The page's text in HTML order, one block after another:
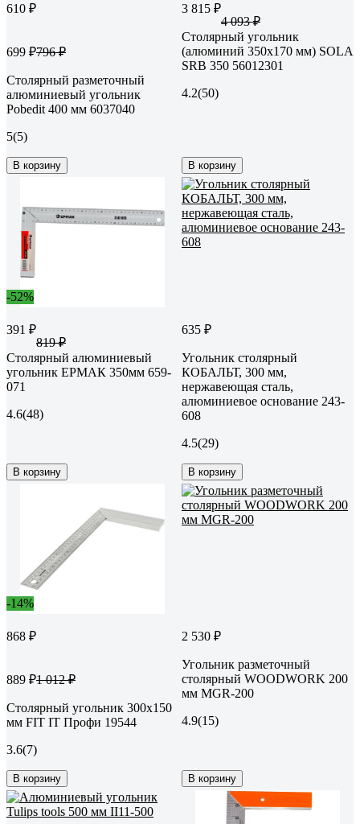
610 ₽
699 ₽796 ₽
Столярный разметочный
алюминиевый угольник
Pobedit 400 мм 6037040
5(5)
В корзину
3 815 ₽
4 093 ₽
Столярный угольник
(алюминий 350х170 мм) SOLA
SRB 350 56012301
4.2(50)
В корзину
-52%
391 ₽
819 ₽
Столярный алюминиевый
угольник ЕРМАК 350мм 659-
071
4.6(48)
В корзину
635 ₽
Угольник столярный
КОБАЛЬТ, 300 мм,
нержавеющая сталь,
алюминиевое основание 243-
608
4.5(29)
В корзину
-14%
868 ₽
889 ₽1 012 ₽
Столярный угольник 300х150
мм FIT IT Профи 19544
3.6(7)
В корзину
2 530 ₽
Угольник разметочный
столярный WOODWORK 200
мм MGR-200
4.9(15)
В корзину